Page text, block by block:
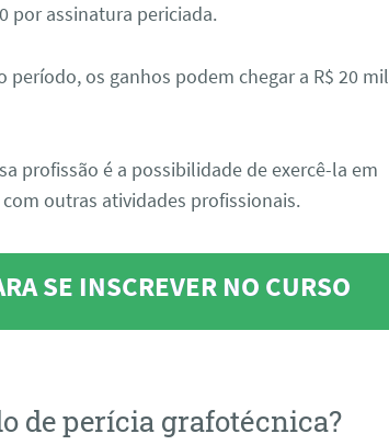
por assinatura periciada.
período, os ganhos podem chegar a R$ 20 mil
profissão é a possibilidade de exercê-la em
outras atividades profissionais.
SE INSCREVER NO CURSO
de perícia grafotécnica?